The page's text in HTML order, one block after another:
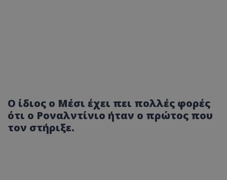
Ο ίδιος ο Μέσι έχει πει πολλές φορές
ότι ο Ροναλντίνιο ήταν ο πρώτος που
τον στήριξε.